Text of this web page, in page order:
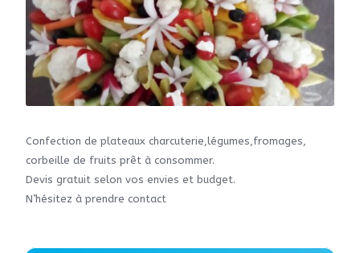
Confection de plateaux charcuterie,légumes,fromages,
corbeille de fruits prêt à consommer.
Devis gratuit selon vos envies et budget.
N’hésitez à prendre contact